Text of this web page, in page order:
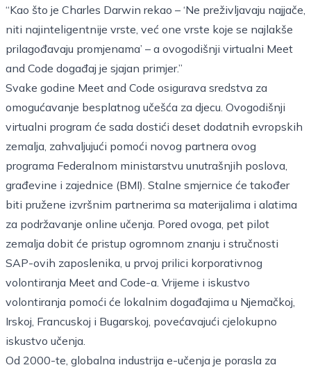
“Kao što je Charles Darwin rekao – ‘Ne preživljavaju najjače,
niti najinteligentnije vrste, već one vrste koje se najlakše
prilagođavaju promjenama’ – a ovogodišnji virtualni Meet
and Code događaj je sjajan primjer.”
Svake godine Meet and Code osigurava sredstva za
omogućavanje besplatnog učešća za djecu. Ovogodišnji
virtualni program će sada dostići deset dodatnih evropskih
zemalja, zahvaljujući pomoći novog partnera ovog
programa Federalnom ministarstvu unutrašnjih poslova,
građevine i zajednice (BMI). Stalne smjernice će također
biti pružene izvršnim partnerima sa materijalima i alatima
za podržavanje online učenja. Pored ovoga, pet pilot
zemalja dobit će pristup ogromnom znanju i stručnosti
SAP-ovih zaposlenika, u prvoj prilici korporativnog
volontiranja Meet and Code-a. Vrijeme i iskustvo
volontiranja pomoći će lokalnim događajima u Njemačkoj,
Irskoj, Francuskoj i Bugarskoj, povećavajući cjelokupno
iskustvo učenja.
Od 2000-te, globalna industrija e-učenja je porasla za